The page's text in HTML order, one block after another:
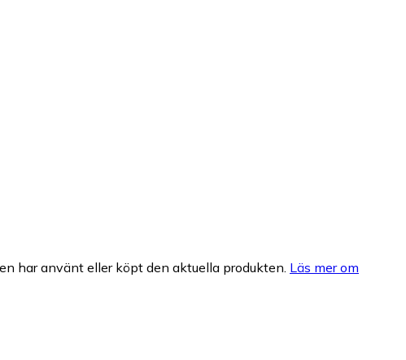
har använt eller köpt den aktuella produkten. Läs mer om